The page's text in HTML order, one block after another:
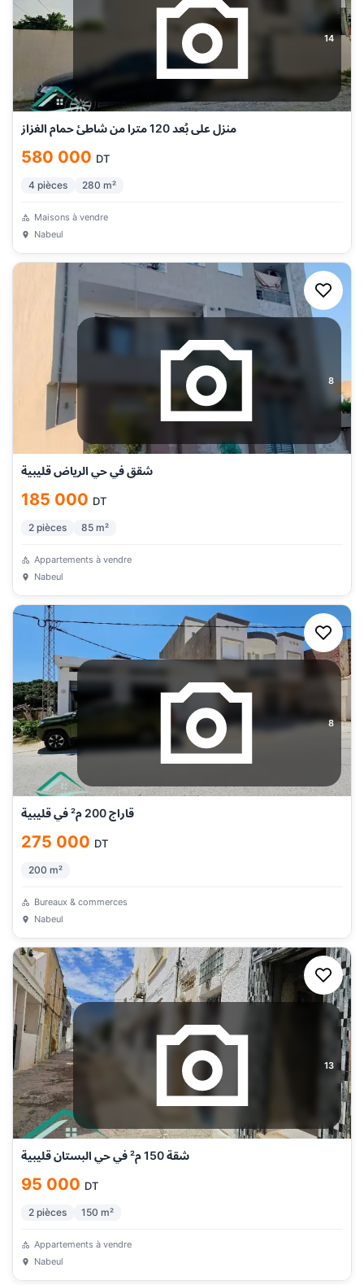
14
منزل على بُعد 120 مترا من شاطئ حمام الغزاز
580 000 DT
4 pièces 280 m²
Maisons à vendre
Nabeul
8
شقق في حي الرياض قليبية
185 000 DT
2 pièces 85 m²
Appartements à vendre
Nabeul
8
قاراج 200 م² في قليبية
275 000 DT
200 m²
Bureaux & commerces
Nabeul
13
شقة 150 م² في حي البستان قليبية
95 000 DT
2 pièces 150 m²
Appartements à vendre
Nabeul